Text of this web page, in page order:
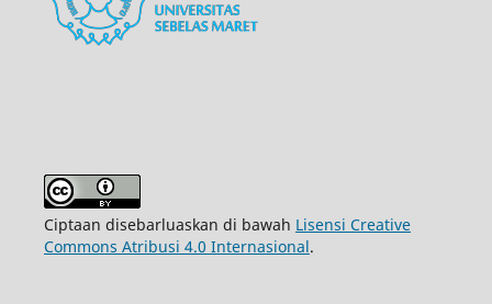
Ciptaan disebarluaskan di bawah Lisensi Creative
Commons Atribusi 4.0 Internasional.